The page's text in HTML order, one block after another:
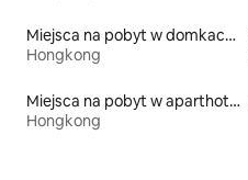
Miejsca na pobyt w domkach gościnnych
Hongkong
Miejsca na pobyt w aparthotelach
Hongkong